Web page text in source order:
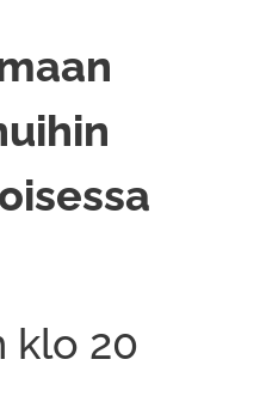
klo 20